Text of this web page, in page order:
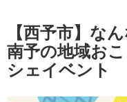
【西予市】な
南予の地域お
シェイベント